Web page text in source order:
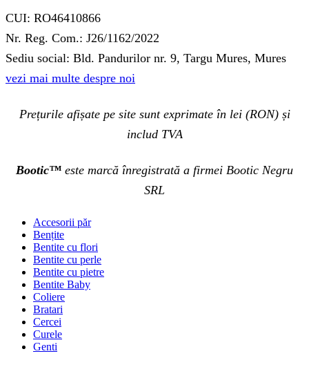
CUI: RO46410866
Nr. Reg. Com.: J26/1162/2022
Sediu social: Bld. Pandurilor nr. 9, Targu Mures, Mures
vezi mai multe despre noi
Prețurile afișate pe site sunt exprimate în lei (RON) și
includ TVA
Bootic™ este marcă înregistrată a firmei Bootic Negru
SRL
Accesorii păr
Bențite
Bentite cu flori
Bentite cu perle
Bentite cu pietre
Bentite Baby
Coliere
Bratari
Cercei
Curele
Genti